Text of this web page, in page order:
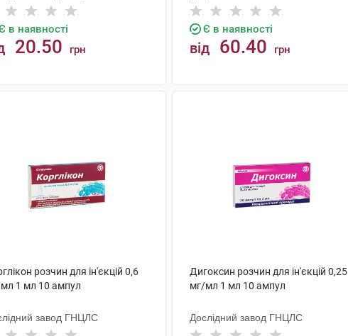
в наявності
20.50 грн
Є в наявності
від 60.40 грн
розчин для ін'єкцій 0,6
1 мл 10 ампул
завод ГНЦЛС
Дигоксин розчин для ін'єкцій 0,25
мг/мл 1 мл 10 ампул
Дослідний завод ГНЦЛС